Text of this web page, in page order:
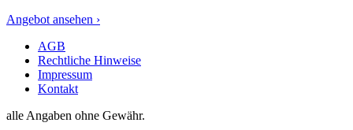
Angebot ansehen ›
AGB
Rechtliche Hinweise
Impressum
Kontakt
alle Angaben ohne Gewähr.